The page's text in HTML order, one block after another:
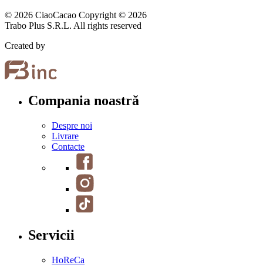
© 2026 CiaoCacao Copyright © 2026
Trabo Plus S.R.L. All rights reserved
Created by
Compania noastră
Despre noi
Livrare
Contacte
Servicii
HoReCa